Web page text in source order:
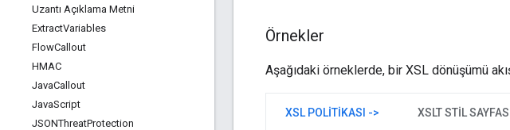
Uzantı Açıklama Metni
ExtractVariables
FlowCallout
HMAC
JavaCallout
JavaScript
JSONThreatProtection
Örnekler
Aşağıdaki örneklerde, bir XSL dönüşümü
XSL POLITIKASI -> XSLT STIL